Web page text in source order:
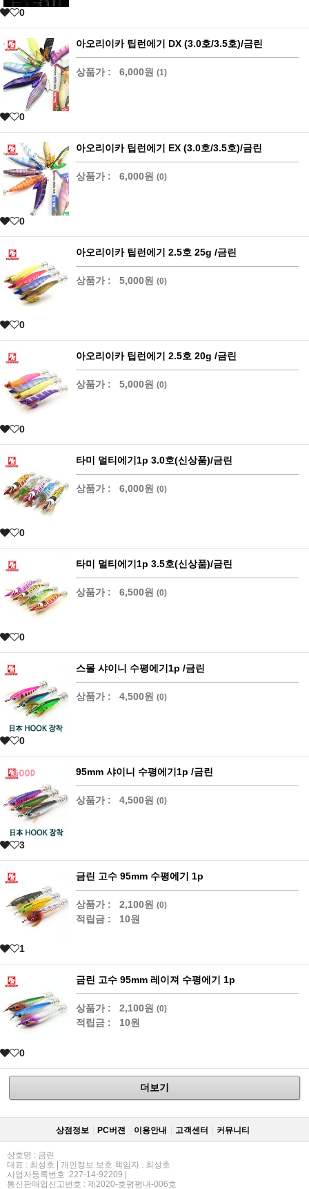
0
아오리이카 팁런에기 DX (3.0호/3.5호)/금린
상품가 : 6,000원 (1)
0
아오리이카 팁런에기 EX (3.0호/3.5호)/금린
상품가 : 6,000원 (0)
0
아오리이카 팁런에기 2.5호 25g /금린
상품가 : 5,000원 (0)
0
아오리이카 팁런에기 2.5호 20g /금린
상품가 : 5,000원 (0)
0
타미 멀티에기1p 3.0호(신상품)/금린
상품가 : 6,000원 (0)
0
타미 멀티에기1p 3.5호(신상품)/금린
상품가 : 6,500원 (0)
0
스몰 샤이니 수평에기1p /금린
상품가 : 4,500원 (0)
0
95mm 샤이니 수평에기1p /금린
상품가 : 4,500원 (0)
3
금린 고수 95mm 수평에기 1p
상품가 : 2,100원 (0)
적립금 : 10원
1
금린 고수 95mm 레이져 수평에기 1p
상품가 : 2,100원 (0)
적립금 : 10원
0
더보기
상점정보 PC버젼 이용안내 고객센터 커뮤니티
상호명 : 금린
대표 : 최성호 | 개인정보 보호 책임자 : 최성호
사업자등록번호 :227-14-92209 |
통신판매업신고번호 : 제2020-호평평내-006호